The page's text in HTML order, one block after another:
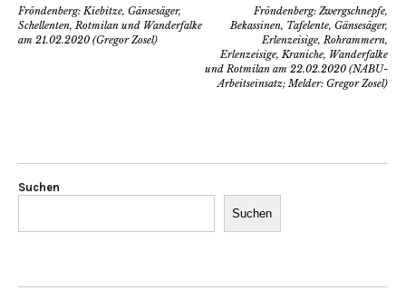
Fröndenberg: Kiebitze, Gänsesäger,
Schellenten, Rotmilan und Wanderfalke
am 21.02.2020 (Gregor Zosel)
Fröndenberg: Zwergschnepfe,
Bekassinen, Tafelente, Gänsesäger,
Erlenzeisige, Rohrammern,
Erlenzeisige, Kraniche, Wanderfalke
und Rotmilan am 22.02.2020 (NABU-
Arbeitseinsatz; Melder: Gregor Zosel)
Suchen
Suchen